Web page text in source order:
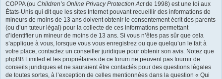
COPPA (ou Children’s Online Privacy Protection Actde 1998) est une loi aux
États-Unis qui dit que les sites Internet pouvant recueillir des informations de
mineurs de moins de 13 ans doivent obtenir le consentement écrit des parents
(ou d’un tuteur légal) pour la collecte de ces informations permettant
d’identifier un mineur de moins de 13 ans. Si vous n’êtes pas sûr que cela
s’applique à vous, lorsque vous vous enregistrez ou que quelqu’un le fait à
votre place, contactez un conseiller juridique pour obtenir son avis. Notez que
phpBB Limited et les propriétaires de ce forum ne peuvent pas fournir de
conseils juridiques et ne sauraient être contactés pour des questions légales
de toutes sortes, à l’exception de celles mentionnées dans la question « Qui